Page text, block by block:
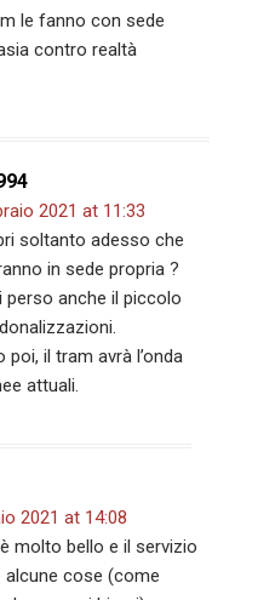
le fanno con sede
contro realtà
2021 at 11:33
soltanto adesso che
in sede propria ?
perso anche il piccolo
poi, il tram avrà l’onda
attuali.
2021 at 14:08
molto bello e il servizio
alcune cose (come